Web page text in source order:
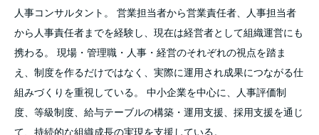
人事コンサルタント。 営業担当者から営業責任者、人事担当者
から人事責任者までを経験し、現在は経営者として組織運営にも
携わる。 現場・管理職・人事・経営のそれぞれの視点を踏ま
え、制度を作るだけではなく、実際に運用され成果につながる仕
組みづくりを重視している。 中小企業を中心に、人事評価制
度、等級制度、給与テーブルの構築・運用支援、採用支援を通じ
て、持続的な組織成長の実現を支援している。